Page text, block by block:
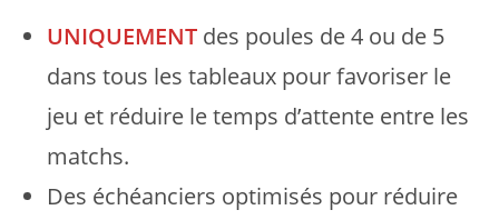
UNIQUEMENT des poules de 4 ou de 5
dans tous les tableaux pour favoriser le
jeu et réduire le temps d’attente entre les
matchs.
Des échéanciers optimisés pour réduire